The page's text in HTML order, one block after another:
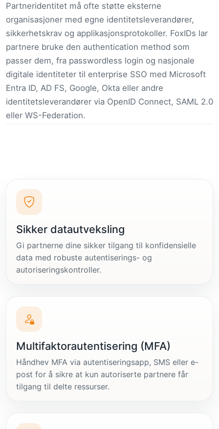
Partneridentitet må ofte støtte eksterne
organisasjoner med egne identitetsleverandører,
sikkerhetskrav og applikasjonsprotokoller. FoxIDs lar
partnere bruke den authentication method som
passer dem, fra passwordless login og nasjonale
digitale identiteter til enterprise SSO med Microsoft
Entra ID, AD FS, Google, Okta eller andre
identitetsleverandører via OpenID Connect, SAML 2.0
eller WS-Federation.
Sikker datautveksling
Gi partnerne dine sikker tilgang til konfidensielle
data med robuste autentiserings- og
autoriseringskontroller.
Multifaktorautentisering (MFA)
Håndhev MFA via autentiseringsapp, SMS eller e-
post for å sikre at kun autoriserte partnere får
tilgang til delte ressurser.